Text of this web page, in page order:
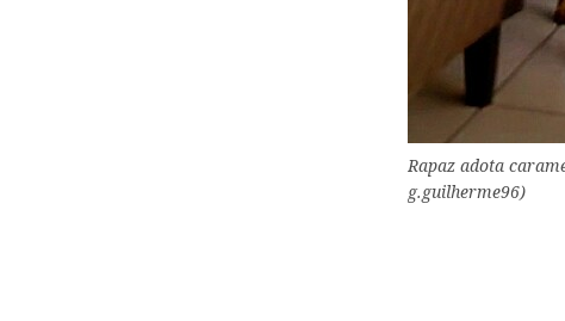
Rapaz adota
g.guilherme96)